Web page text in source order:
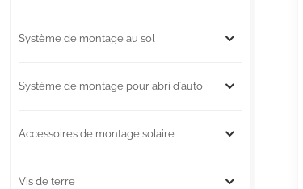
Système de montage au sol
Système de montage pour abri d'auto
Accessoires de montage solaire
Vis de terre